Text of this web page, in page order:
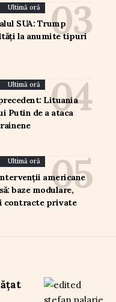
Ultimă oră
SUA: Trump
la anumite tipuri
Ultimă oră
Lituania
Putin de a ataca
Ultimă oră
americane
baze modulare,
contracte private